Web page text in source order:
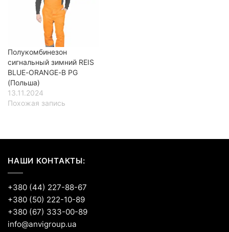
Полукомбинезон
сигнальный зимний REIS
BLUE-ORANGE-B PG
(Польша)
13.11.2024
Похожая запись
НАШИ КОНТАКТЫ:
+380 (44) 227-88-67
+380 (50) 222-10-89
+380 (67) 333-00-89
info@anvigroup.ua